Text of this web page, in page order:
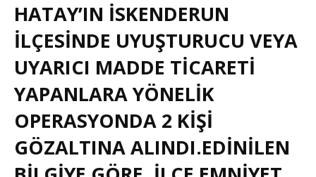
HATAY’IN İSKENDERUN
ILÇESINDE UYUŞTURUCU VEYA
UYARICI MADDE TICARETI
YAPANLARA YÖNELIK
OPERASYONDA 2 KIŞI
GÖZALTINA ALINDI.EDINILEN